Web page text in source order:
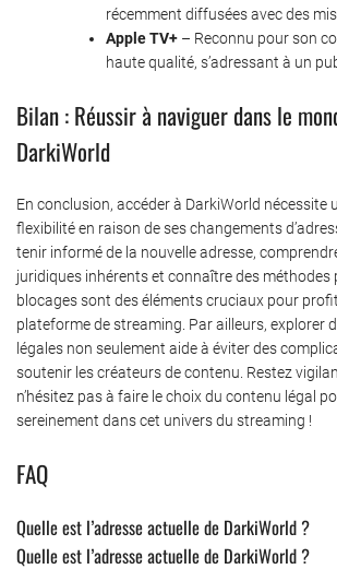
récemment diffusées avec des
Apple TV+ – Reconnu pour son
haute qualité, s’adressant à un
Bilan : Réussir à naviguer dans le
DarkiWorld
En conclusion, accéder à DarkiWorld nécessite
flexibilité en raison de ses changements
tenir informé de la nouvelle adresse,
juridiques inhérents et connaître des méthodes
blocages sont des éléments cruciaux pour
plateforme de streaming. Par ailleurs, explorer
légales non seulement aide à éviter des
soutenir les créateurs de contenu. Restez
n’hésitez pas à faire le choix du contenu légal
sereinement dans cet univers du streaming !
FAQ
Quelle est l’adresse actuelle de DarkiWorld ?
Quelle est l’adresse actuelle de DarkiWorld ?